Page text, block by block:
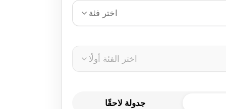
اختر فئة
اختر الفئة أولًا
جدولة لاحقًا